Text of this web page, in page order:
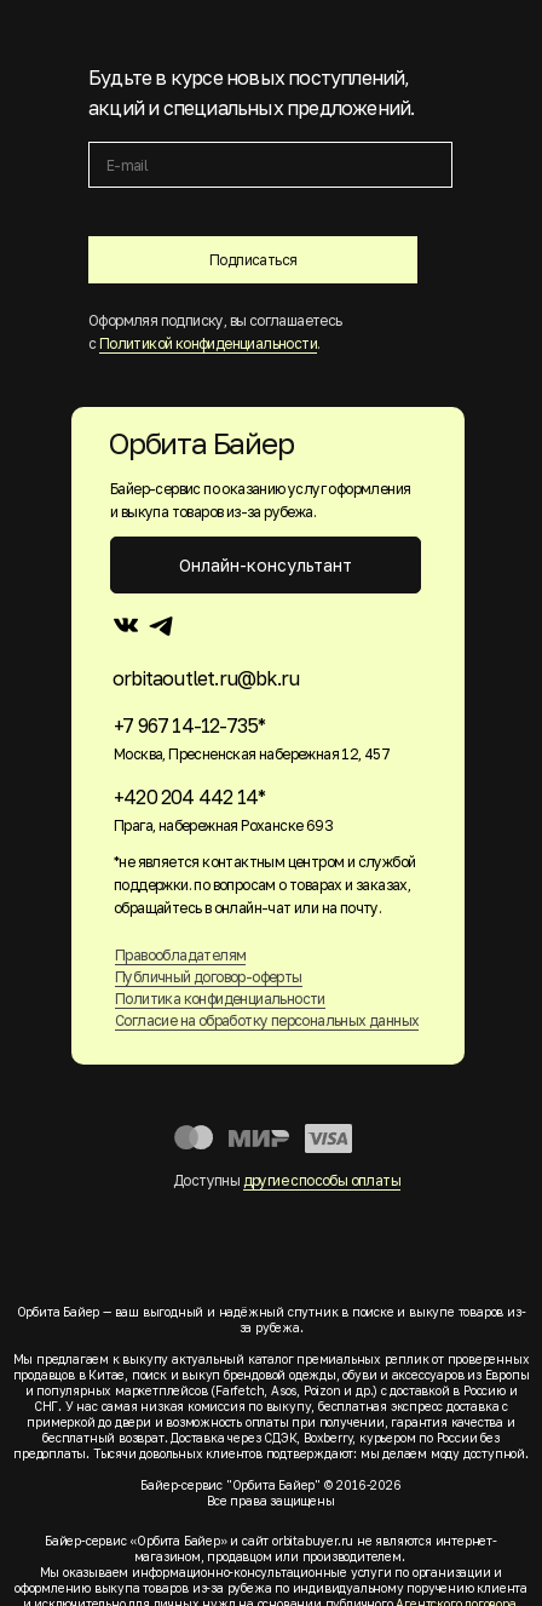
Подписаться
Будьте в курсе новых поступлений,
акций и специальных предложений.
Оформляя подписку, вы соглашаетесь
с Политикой конфиденциальности.
Байер-сервис по оказанию услуг оформления
и выкупа товаров из-за рубежа.
+7 967 14-12-735*
Москва, Пресненская набережная 12, 457
+420 204 442 14*
Прага, набережная Роханске 693
orbitaoutlet.ru@bk.ru
Правообладателям
Публичный договор-оферты
Политика конфиденциальности
Согласие на обработку персональных данных
Онлайн-консультант
Орбита Байер
Доступны другие способы оплаты
*не является контактным центром и службой
поддержки. по вопросам о товарах и заказах,
обращайтесь в онлайн-чат или на почту.
Орбита Байер — ваш выгодный и надёжный спутник в поиске и выкупе товаров из-
за рубежа.
Мы предлагаем к выкупу актуальный каталог премиальных реплик от проверенных
продавцов в Китае, поиск и выкуп брендовой одежды, обуви и аксессуаров из Европы
и популярных маркетплейсов (Farfetch, Asos, Poizon и др.) с доставкой в Россию и
СНГ. У нас самая низкая комиссия по выкупу, бесплатная экспресс доставка с
примеркой до двери и возможность оплаты при получении, гарантия качества и
бесплатный возврат. Доставка через СДЭК, Boxberry, курьером по России без
предоплаты. Тысячи довольных клиентов подтверждают: мы делаем моду доступной.
Байер-сервис "Орбита Байер" © 2016-2026
Все права защищены
Байер-сервис «Орбита Байер» и сайт orbitabuyer.ru не являются интернет-
магазином, продавцом или производителем.
Мы оказываем информационно-консультационные услуги по организации и
оформлению выкупа товаров из-за рубежа по индивидуальному поручению клиента